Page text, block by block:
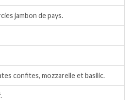
jambon de pays.
confites, mozzarelle et basilic.